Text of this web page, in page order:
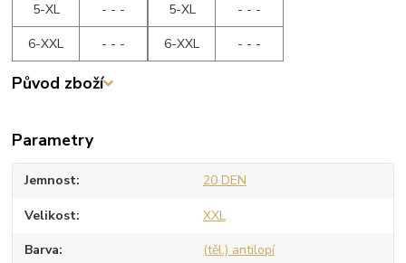
5-XL
- - -
6-XXL
- - -
5-XL
- - -
6-XXL
- - -
Původ zboží
Parametry
Jemnost 20 DEN
Velikost XXL
Barva (těl.) antilopí